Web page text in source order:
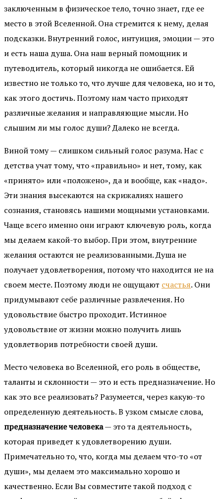
заключенным в физическое тело, точно знает, где ее
место в этой Вселенной. Она стремится к нему, делая
подсказки. Внутренний голос, интуиция, эмоции — это
и есть наша душа. Она наш верный помощник и
путеводитель, который никогда не ошибается. Ей
известно не только то, что лучше для человека, но и то,
как этого достичь. Поэтому нам часто приходят
различные желания и направляющие мысли. Но
слышим ли мы голос души? Далеко не всегда.
Виной тому — слишком сильный голос разума. Нас с
детства учат тому, что «правильно» и нет, тому, как
«принято» или «положено», да и вообще, как «надо».
Эти знания высекаются на скрижалиях нашего
сознания, становясь нашими мощными установками.
Чаще всего именно они играют ключевую роль, когда
мы делаем какой-то выбор. При этом, внутренние
желания остаются не реализованными. Душа не
получает удовлетворения, потому что находится не на
своем месте. Поэтому люди не ощущают счастья. Они
придумывают себе различные развлечения. Но
удовольствие быстро проходит. Истинное
удовольствие от жизни можно получить лишь
удовлетворив потребности своей души.
Место человека во Вселенной, его роль в обществе,
таланты и склонности — это и есть предназначение. Но
как это все реализовать? Разумеется, через какую-то
определенную деятельность. В узком смысле слова,
предназначение человека— это та деятельность,
которая приведет к удовлетворению души.
Примечательно то, что, когда мы делаем что-то «от
души», мы делаем это максимально хорошо и
качественно. Если Вы совместите такой подход с